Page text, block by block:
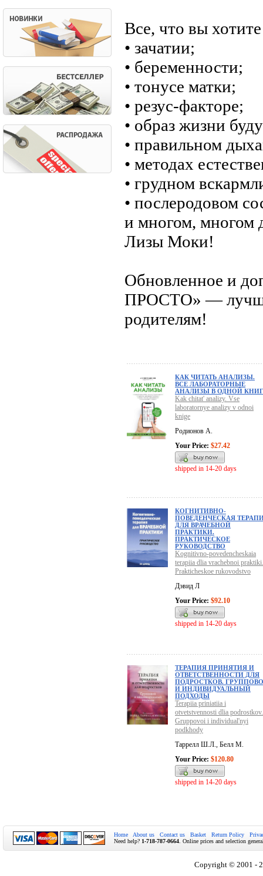
Все, что вы
• зачатии;
• беременности;
• тонусе матки;
• резус-факторе;
• образ жизни
• правильном
• методах
• грудном
• послеродовом
и многом, многом
Лизы Моки!
Обновленное и
ПРОСТО» —
родителям!
КАК ЧИТАТЬ АНАЛИЗЫ.
ВСЕ ЛАБОРАТОРНЫЕ
АНАЛИЗЫ В ОДНОЙ
Kak chitat' analizy. Vse
laboratornye analizy v odnoi
knige
Родионов А.
Your Price: $27.42
shipped in 14-20 days
КОГНИТИВНО-
ПОВЕДЕНЧЕСКАЯ
ДЛЯ ВРАЧЕБНОЙ
ПРАКТИКИ.
ПРАКТИЧЕСКОЕ
РУКОВОДСТВО
Kognitivno-povedencheskaia
terapiia dlia vrachebnoi praktiki.
Prakticheskoe rukovodstvo
Дэвид Л
Your Price: $92.10
shipped in 14-20 days
ТЕРАПИЯ ПРИНЯТИЯ И
ОТВЕТСТВЕННОСТИ ДЛЯ
ПОДРОСТКОВ.
И ИНДИВИДУАЛЬНЫЙ
ПОДХОДЫ
Terapiia priniatiia i
otvetstvennosti dlia podrostkov.
Gruppovoi i individual'nyi
podkhody
Таррелл Ш.Л., Белл М.
Your Price: $120.80
shipped in 14-20 days
Home About us Contact us Basket Return Policy
Need help? 1-718-787-0664 . Online prices and selection
Copyright © 2001 -